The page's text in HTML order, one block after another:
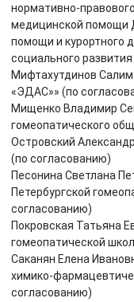
нормативно-
медицинской помощи
помощи и курортного
социального
Мифтахутдинов
«ЭДАС»» (по
Мищенко Владимир
гомеопатического
Островский
(по согласованию)
Песонина Светлана
Петербургской
согласованию)
Покровская Татьяна
гомеопатической
Саканян Елена
химико-
согласованию)